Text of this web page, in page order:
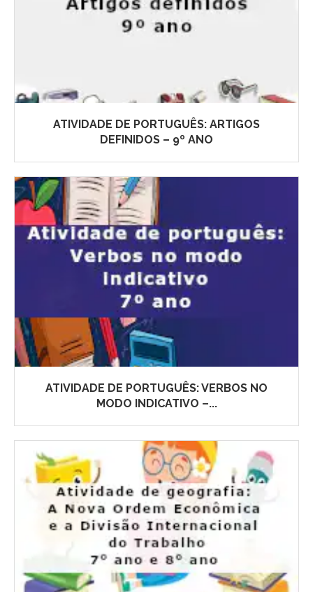
ATIVIDADE DE PORTUGUÊS: ARTIGOS
DEFINIDOS – 9º ANO
ATIVIDADE DE PORTUGUÊS: VERBOS NO
MODO INDICATIVO –...